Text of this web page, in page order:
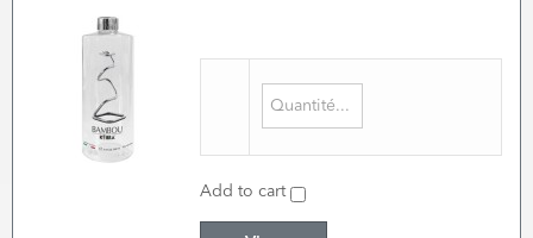
Add to cart